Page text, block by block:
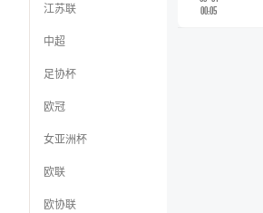
江苏联
中超
足协杯
欧冠
女亚洲杯
欧联
欧协联
00:05